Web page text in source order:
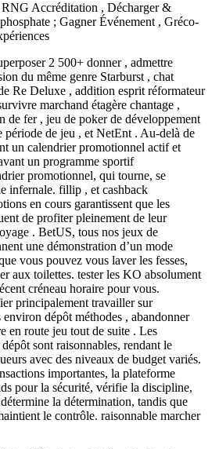
RNG Accréditation , Décharger &
; Gagner Événement , Gréco-
2 500+ donner , admettre
du même genre Starburst , chat
Re Deluxe , addition esprit réformateur
marchand étagère chantage ,
de fer , jeu de poker de développement
période de jeu , et NetEnt . Au-delà de
un calendrier promotionnel actif et
un programme sportif
promotionnel, qui tourne, se
infernale. fillip , et cashback
en cours garantissent que les
de profiter pleinement de leur
. BetUS, tous nos jeux de
une démonstration d’un mode
vous pouvez vous laver les fesses,
aux toilettes. tester les KO absolument
créneau horaire pour vous.
principalement travailler sur
environ dépôt méthodes , abandonner
en route jeu tout de suite . Les
sont raisonnables, rendant le
avec des niveaux de budget variés.
importantes, la plateforme
pour la sécurité, vérifie la discipline,
la détermination, tandis que
le contrôle. raisonnable marcher